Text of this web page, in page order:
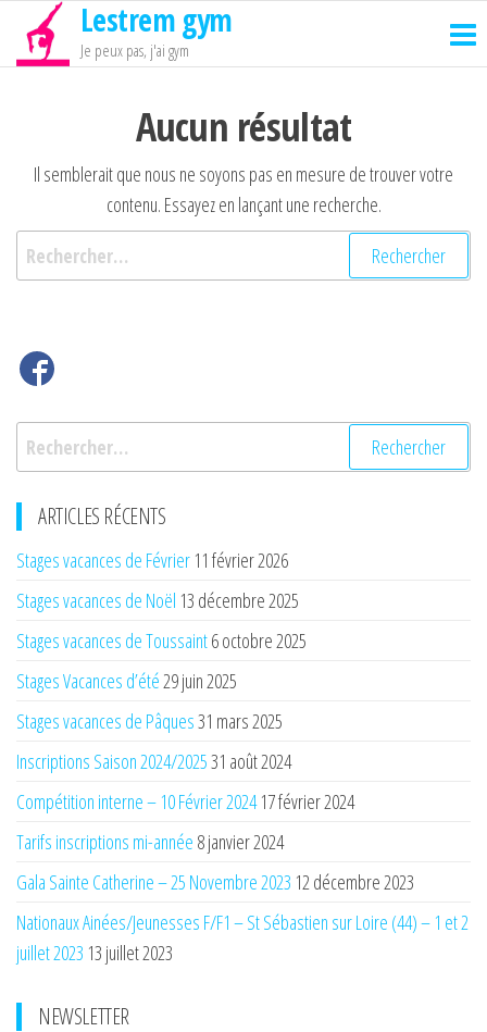
Passer
contenu
Lestrem gym
Je peux pas, j'ai gym
Aucun résultat
Il semblerait que nous ne soyons pas en mesure de trouver votre
contenu. Essayez en lançant une recherche.
Rechercher :
ARTICLES RÉCENTS
Stages vacances de Février 11 février 2026
Stages vacances de Noël 13 décembre 2025
Stages vacances de Toussaint6 octobre 2025
Stages Vacances d’été29 juin 2025
Stages vacances de Pâques31 mars 2025
Inscriptions Saison 2024/202531 août 2024
Compétition interne – 10 Février 2024 17 février 2024
Tarifs inscriptions mi-année 8 janvier 2024
Gala Sainte Catherine – 25 Novembre 2023 12 décembre 2023
Nationaux Ainées/Jeunesses F/F1 – St Sébastien sur Loire (44) – 1 et 2
juillet 2023 13 juillet 2023
NEWSLETTER